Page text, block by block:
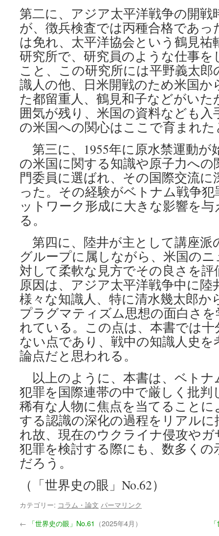
第二に、アジア太平洋戦争の開戦
が、徴兵検査では丙種合格であ
は免れ、太平洋協会という鶴見祐
研究所で、研究員のような仕事
こと、この研究所には平野義太
識人の他、日米開戦のため米国か
た都留重人、鶴見和子などがいた
囲気が残り、米国の資料なども
の米国への関心はここで育まれ
第三に、1955年に原水禁運動が
の米国に関する知識や原子力へ
門委員に選ばれ、その国際交流
った。その経験がベトナム戦争
ットワーク形成に大きな影響を
る。
第四に、陸井が主として講座派
グループに属しながら、米国の
対して柔軟な見方でその良さを
原因は、アジア太平洋戦争中に陸
様々な知識人、特に清水幾太郎か
プラグマティズム思想の面白さ
れている。この点は、本書では
ない点であり、戦中の知識人史
論点だと思われる。
以上のように、本書は、ベトナ
犯罪を国際連帯の中で厳しく批判
稀有な人物に焦点を当てること
する認識の深化の過程をリアル
れ故、現在のウクライナ侵攻や
犯罪を検討する際にも、数多く
だろう。
（「世界史の眼」No.62）
カテゴリー: コラム・論文 パーマリンク
←
「世界史の眼」No.61 （2025年4月）